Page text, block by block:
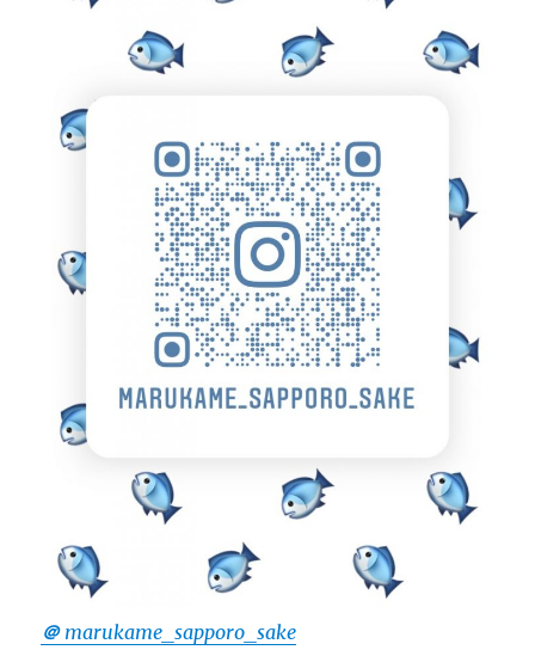
＠marukame_sapporo_sake